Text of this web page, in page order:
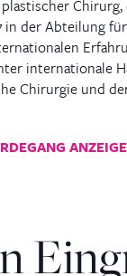
der Abteilung
internationale
Chirurgie und